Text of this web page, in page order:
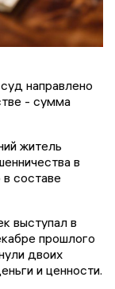
направлено
- сумма
житель
в
составе
выступал в
прошлого
двоих
и ценности.